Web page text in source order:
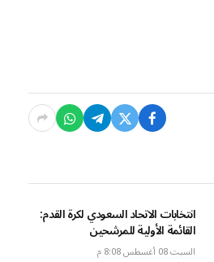
انتخابات الاتحاد السعودي لكرة القدم:
القائمة الأولية للمرشحين
السبت 08 أغسطس 8:08 م